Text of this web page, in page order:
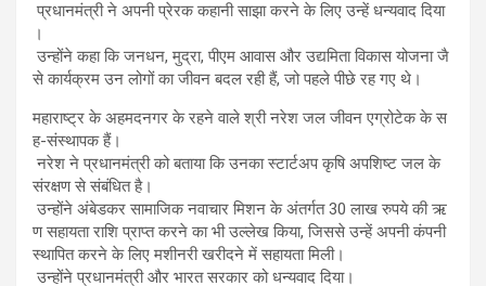
प्रधानमंत्री ने अपनी प्रेरक कहानी साझा करने के लिए उन्हें धन्यवाद दिया
।
उन्होंने कहा कि जनधन, मुद्रा, पीएम आवास और उद्यमिता विकास योजना जै
से कार्यक्रम उन लोगों का जीवन बदल रही हैं, जो पहले पीछे रह गए थे।
महाराष्ट्र के अहमदनगर के रहने वाले श्री नरेश जल जीवन एग्रोटेक के स
ह-संस्थापक हैं।
नरेश ने प्रधानमंत्री को बताया कि उनका स्टार्टअप कृषि अपशिष्ट जल के
संरक्षण से संबंधित है।
उन्होंने अंबेडकर सामाजिक नवाचार मिशन के अंतर्गत 30 लाख रुपये की ऋ
ण सहायता राशि प्राप्त करने का भी उल्लेख किया, जिससे उन्हें अपनी कंपनी
स्थापित करने के लिए मशीनरी खरीदने में सहायता मिली।
उन्होंने प्रधानमंत्री और भारत सरकार को धन्यवाद दिया।